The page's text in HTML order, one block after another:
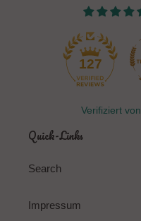
127
Verifiziert von
Quick-Links
Search
Impressum